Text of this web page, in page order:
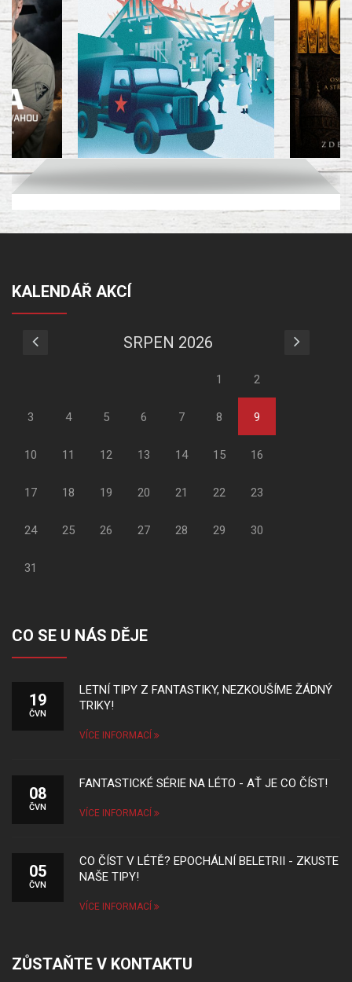
KALENDÁŘ AKCÍ
SRPEN 2026
1 2
3 4 5 6 7 8 9
10 11 12 13 14 15 16
17 18 19 20 21 22 23
24 25 26 27 28 29 30
31
CO SE U NÁS DĚJE
19
ČVN
LETNÍ TIPY Z FANTASTIKY, NEZKOUŠÍME ŽÁDNÝ
TRIKY!
VÍCE INFORMACÍ
08
ČVN
FANTASTICKÉ SÉRIE NA LÉTO - AŤ JE CO ČÍST!
VÍCE INFORMACÍ
05
ČVN
CO ČÍST V LÉTĚ? EPOCHÁLNÍ BELETRII - ZKUSTE
NAŠE TIPY!
VÍCE INFORMACÍ
ZŮSTAŇTE V KONTAKTU